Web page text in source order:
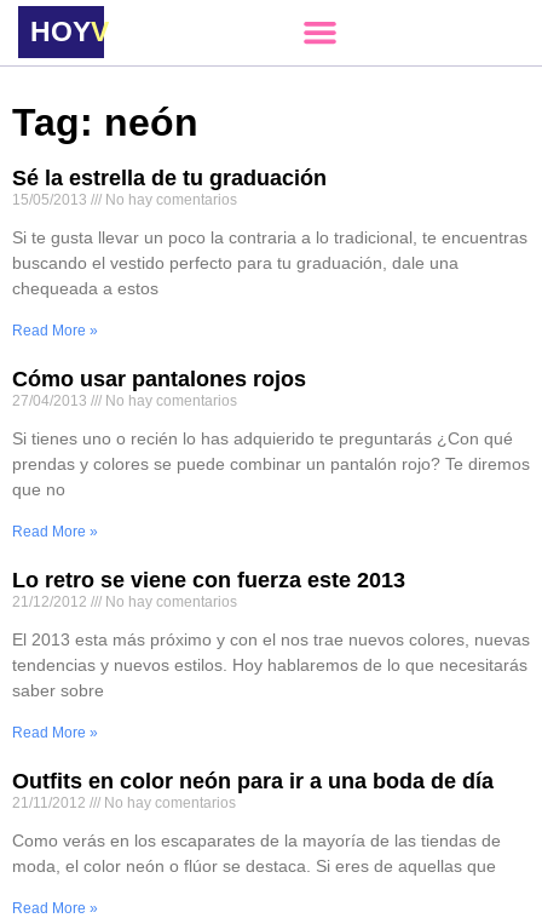
HOYVERE
Tag: neón
Sé la estrella de tu graduación
15/05/2013 No hay comentarios
Si te gusta llevar un poco la contraria a lo tradicional, te encuentras
buscando el vestido perfecto para tu graduación, dale una
chequeada a estos
Read More »
Cómo usar pantalones rojos
27/04/2013 No hay comentarios
Si tienes uno o recién lo has adquierido te preguntarás ¿Con qué
prendas y colores se puede combinar un pantalón rojo? Te diremos
que no
Read More »
Lo retro se viene con fuerza este 2013
21/12/2012 No hay comentarios
El 2013 esta más próximo y con el nos trae nuevos colores, nuevas
tendencias y nuevos estilos. Hoy hablaremos de lo que necesitarás
saber sobre
Read More »
Outfits en color neón para ir a una boda de día
21/11/2012 No hay comentarios
Como verás en los escaparates de la mayoría de las tiendas de
moda, el color neón o flúor se destaca. Si eres de aquellas que
Read More »